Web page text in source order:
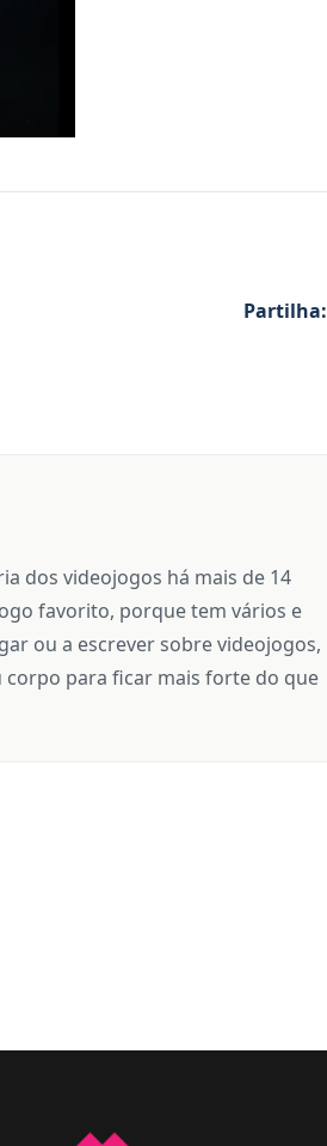
Partilha:
dos videojogos há mais de 14
favorito, porque tem vários e
ou a escrever sobre videojogos,
para ficar mais forte do que